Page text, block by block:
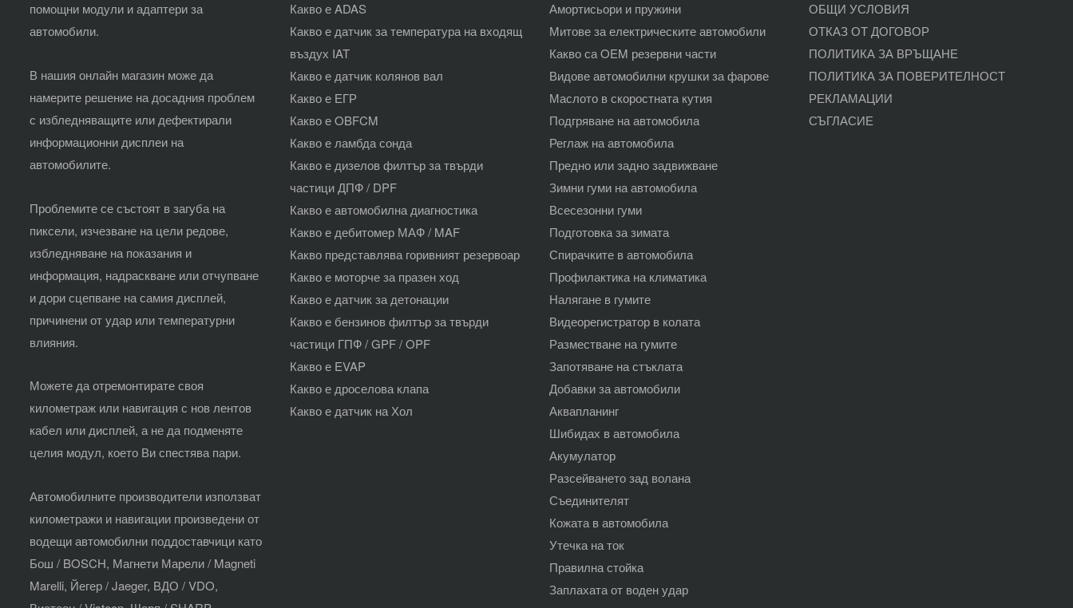
помощни модули и адаптери за
автомобили.
В нашияонлайн магазин може да
намерите решение на досадния проблем
с избледняващите или дефектирали
информационни дисплеи на
автомобилите.
Проблемите се състоят в загуба на
пиксели, изчезване на цели редове,
избледняване на показания и
информация, надраскване или отчупване
и дори сцепване на самия дисплей,
причинени от удар или температурни
влияния.
Можете да отремонтирате своя
километраж или навигация с нов лентов
кабел или дисплей, а не да подменяте
целия модул, което Ви спестява пари.
Автомобилните производители използват
километражи и навигации произведени от
водещи автомобилни поддоставчици като
Бош / BOSCH, Магнети Марели / Magneti
Marelli, Йегер / Jaeger, ВДО / VDO,
Какво е ADAS
Какво е датчик за температура на входящ
въздух IAT
Какво е датчик колянов вал
Какво е ЕГР
Какво е OBFCM
Какво е ламбда сонда
Какво е дизелов филтър за твърди
частици ДПФ / DPF
Какво е автомобилна диагностика
Какво е дебитомер МАФ / MAF
Какво представлява горивният резервоар
Какво е моторче за празен ход
Какво е датчик за детонации
Какво е бензинов филтър за твърди
частици ГПФ / GPF / OPF
Какво е EVAP
Какво е дроселова клапа
Какво е датчик на Хол
Амортисьори и пружини
Митове за електрическите автомобили
Какво са OEM резервни части
Видове автомобилни крушки за фарове
Маслото в скоростната кутия
Подгряване на автомобила
Реглаж на автомобила
Предно или задно задвижване
Зимни гуми на автомобила
Всесезонни гуми
Подготовка за зимата
Спирачките в автомобила
Профилактика на климатика
Налягане в гумите
Видеорегистратор в колата
Разместване на гумите
Запотяване на стъклата
Добавки за автомобили
Аквапланинг
Шибидах в автомобила
Акумулатор
Разсейването зад волана
Съединителят
Кожата в автомобила
Утечка на ток
Правилна стойка
Заплахата от воден удар
ОБЩИ УСЛОВИЯ
ОТКАЗ ОТ ДОГОВОР
ПОЛИТИКА ЗА ВРЪЩАНЕ
ПОЛИТИКА ЗА ПОВЕРИТЕЛНОСТ
РЕКЛАМАЦИИ
СЪГЛАСИЕ